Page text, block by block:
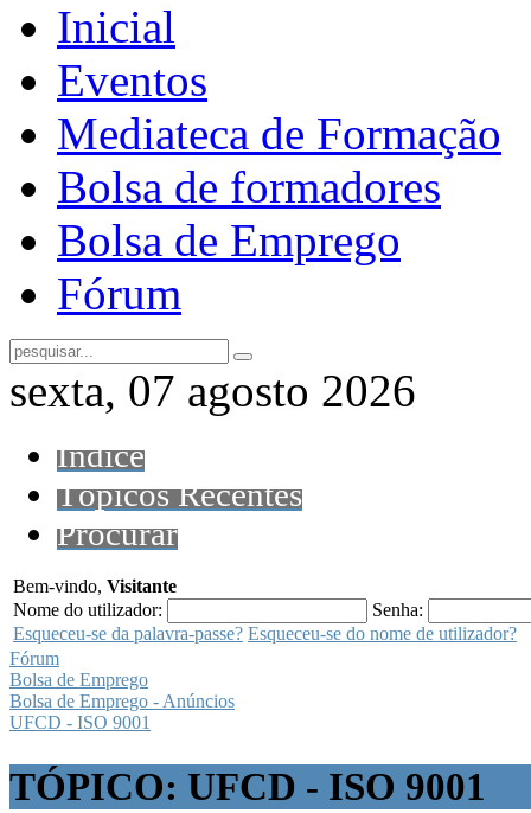
Inicial
Eventos
Mediateca de Formação
Bolsa de formadores
Bolsa de Emprego
Fórum
sexta, 07 agosto 2026
Índice
Tópicos Recentes
Procurar
Bem-vindo, Visitante
Nome do utilizador:
Senha:
Esqueceu-se da palavra-passe? Esqueceu-se do nome de utilizador?
Fórum
Bolsa de Emprego
Bolsa de Emprego - Anúncios
UFCD - ISO 9001
TÓPICO: UFCD - ISO 9001